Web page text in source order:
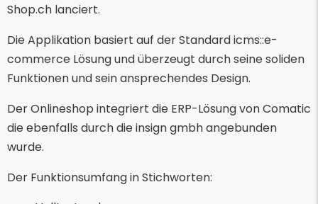
Shop.ch lanciert.
Die Applikation basiert auf der Standard icms::e-
commerce Lösung und überzeugt durch seine soliden
Funktionen und sein ansprechendes Design.
Der Onlineshop integriert die ERP-Lösung von Comatic
die ebenfalls durch die insign gmbh angebunden
wurde.
Der Funktionsumfang in Stichworten: